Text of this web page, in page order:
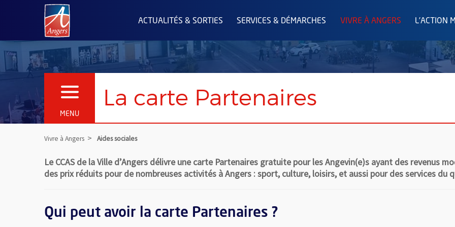
Angers.fr : Retour à l'accueil
ACTUALITÉS & SORTIES SERVICES & DÉMARCHES VIVRE À ANGERS L'ACTION
MENU
OUVRIR LE MENU La carte Partenaires
Vivre à Angers Aides sociales
Le CCAS de la Ville d’Angers délivre une carte Partenaires gratuite pour les Angevin(e)s ayant des revenus
des prix réduits pour de nombreuses activités à Angers : sport, culture, loisirs, et aussi pour des services du
Qui peut avoir la carte Partenaires ?